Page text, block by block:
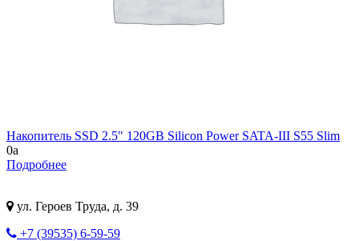
Накопитель SSD 2.5" 120GB Silicon Power SATA-III S55 Slim
0a
Подробнее
ул. Героев Труда, д. 39
+7 (39535) 6-59-59